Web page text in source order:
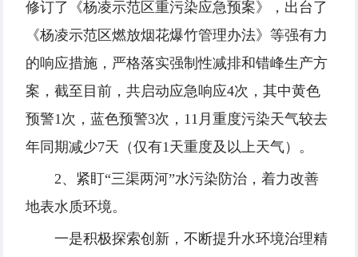
修订了《杨凌示范区重污染应急预案》，出台了
《杨凌示范区燃放烟花爆竹管理办法》等强有力
的响应措施，严格落实强制性减排和错峰生产方
案，截至目前，共启动应急响应4次，其中黄色
预警1次，蓝色预警3次，11月重度污染天气较去
年同期减少7天（仅有1天重度及以上天气）。
2、紧盯“三渠两河”水污染防治，着力改善
地表水质环境。
一是积极探索创新，不断提升水环境治理精